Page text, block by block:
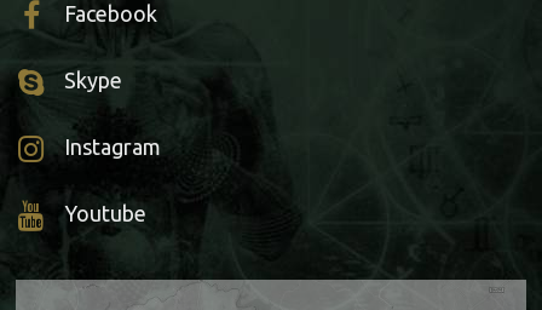
Facebook
Skype
Instagram
Youtube